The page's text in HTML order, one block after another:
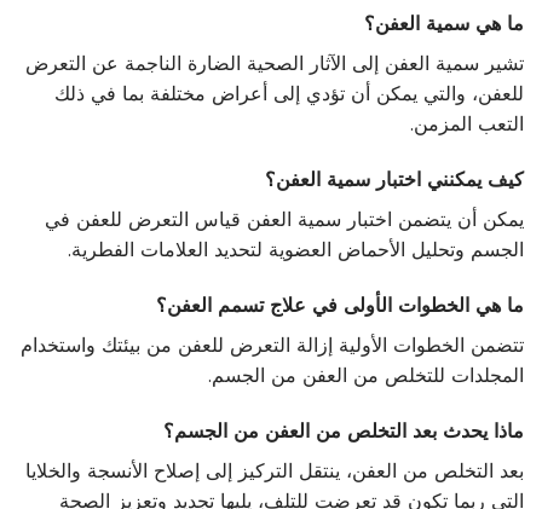
ما هي سمية العفن؟
تشير سمية العفن إلى الآثار الصحية الضارة الناجمة عن التعرض
للعفن، والتي يمكن أن تؤدي إلى أعراض مختلفة بما في ذلك
التعب المزمن.
كيف يمكنني اختبار سمية العفن؟
يمكن أن يتضمن اختبار سمية العفن قياس التعرض للعفن في
الجسم وتحليل الأحماض العضوية لتحديد العلامات الفطرية.
ما هي الخطوات الأولى في علاج تسمم العفن؟
تتضمن الخطوات الأولية إزالة التعرض للعفن من بيئتك واستخدام
المجلدات للتخلص من العفن من الجسم.
ماذا يحدث بعد التخلص من العفن من الجسم؟
بعد التخلص من العفن، ينتقل التركيز إلى إصلاح الأنسجة والخلايا
التي ربما تكون قد تعرضت للتلف، يليها تجديد وتعزيز الصحة